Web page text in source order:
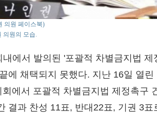
의원 페이스북)
의원의 모습.
내에서 발의된 '포괄적 차별금지법 제
에 채택되지 못했다. 지난 16일 열린
회에서 포괄적 차별금지법 제정촉구
결과 찬성 11표, 반대22표, 기권 3표